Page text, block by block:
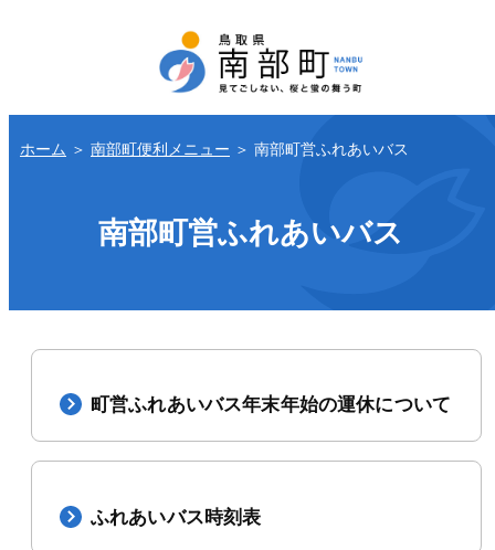
ホーム ＞ 南部町便利メニュー ＞ 南部町営ふれあいバス
南部町営ふれあいバス
町営ふれあいバス年末年始の運休について
ふれあいバス時刻表